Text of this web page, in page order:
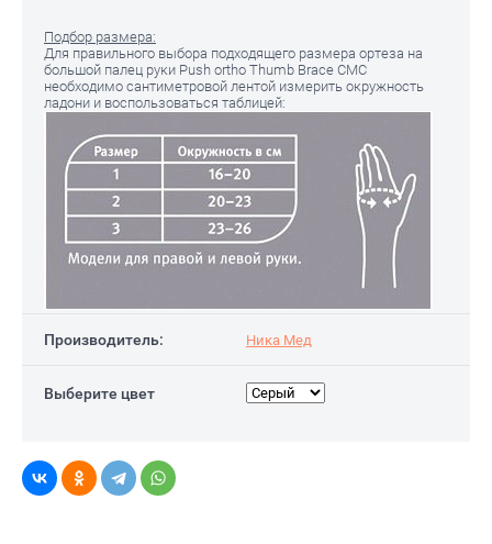
Подбор размера:
Для правильного выбора подходящего размера ортеза на
большой палец руки Push ortho Thumb Brace CMC
необходимо сантиметровой лентой измерить окружность
ладони и воспользоваться таблицей:
Производитель: Ника Мед
Выберите цвет